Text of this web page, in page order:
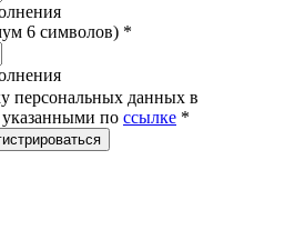
6 символов) *
персональных данных в
указанными по ссылке *